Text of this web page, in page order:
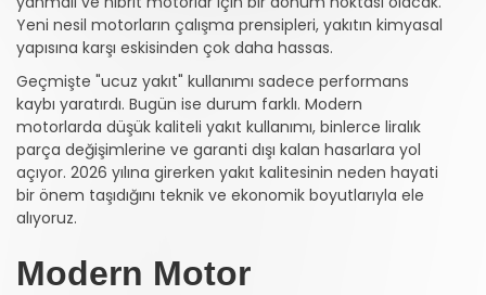
Yeni nesil motorların çalışma prensipleri, yakıtın kimyasal
yapısına karşı eskisinden çok daha hassas.
Geçmişte "ucuz yakıt" kullanımı sadece performans
kaybı yaratırdı. Bugün ise durum farklı. Modern
motorlarda düşük kaliteli yakıt kullanımı, binlerce liralık
parça değişimlerine ve garanti dışı kalan hasarlara yol
açıyor. 2026 yılına girerken yakıt kalitesinin neden hayati
bir önem taşıdığını teknik ve ekonomik boyutlarıyla ele
alıyoruz.
Modern Motor